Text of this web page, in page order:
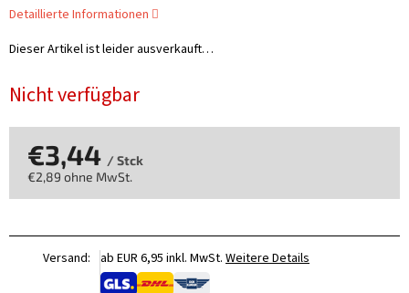
Nicht verfügbar
Dieser Artikel ist leider ausverkauft…
Detaillierte Informationen
€3,44 / Stck
€2,89 ohne MwSt.
Versand: ab EUR 6,95 inkl. MwSt. Weitere Details